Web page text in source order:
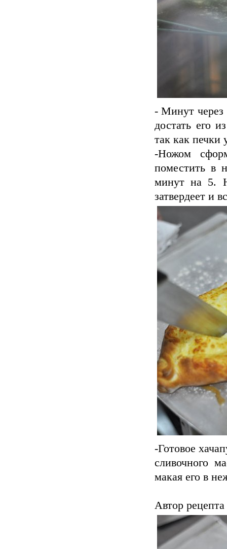
- Минут через
достать его
так как печки
-Ножом
поместить в
минут на 5.
затвердеет и
-Готовое
сливочного
макая его в
Автор